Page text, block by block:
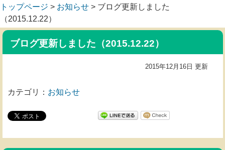
トップページ > お知らせ > ブログ更新しました
（2015.12.22）
ブログ更新しました（2015.12.22）
2015年12月16日 更新
カテゴリ： お知らせ